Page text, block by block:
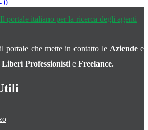
0
portale che mette in contatto le Aziendee
Liberi Professionisti e Freelance.